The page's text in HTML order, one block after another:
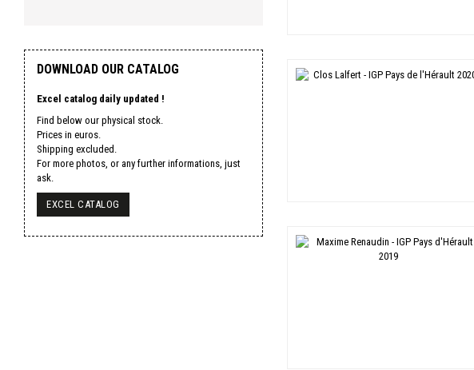
DOWNLOAD OUR CATALOG
Excel catalog daily updated !
Find below our physical stock.
Prices in euros.
Shipping excluded.
For more photos, or any further informations, just
ask.
EXCEL CATALOG